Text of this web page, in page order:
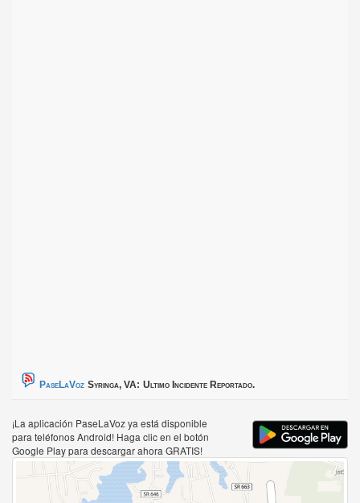
PaseLaVoz Syringa, VA: Ultimo Incidente Reportado.
¡La aplicación PaseLaVoz ya está disponible
para teléfonos Android! Haga clic en el botón
Google Play para descargar ahora GRATIS!